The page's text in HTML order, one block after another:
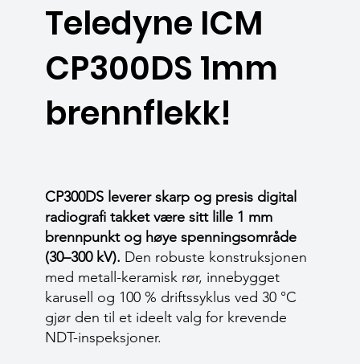
Teledyne ICM
CP300DS 1mm
brennflekk!
CP300DS leverer skarp og presis digital
radiografi takket være sitt lille 1 mm
brennpunkt og høye spenningsområde
(30–300 kV). Den robuste konstruksjonen
med metall-keramisk rør, innebygget
karusell og 100 % driftssyklus ved 30 °C
gjør den til et ideelt valg for krevende
NDT-inspeksjoner.